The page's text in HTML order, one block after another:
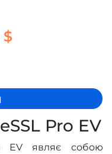
$
Pro EV
EV являє собою